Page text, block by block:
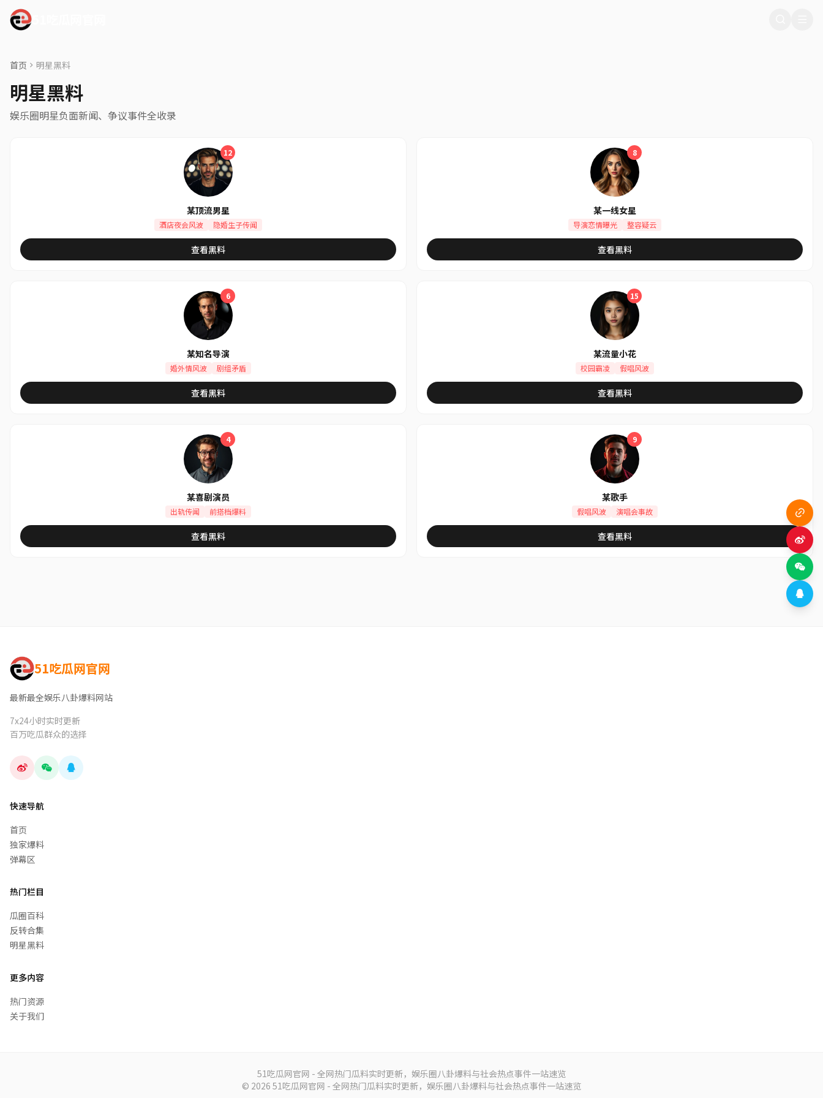
首页 明星黑料
明星黑料
娱乐圈明星负面新闻、争议事件全收录
12
某顶流男星
酒店夜会风波 隐婚生子传闻
查看黑料
8
某一线女星
导演恋情曝光 整容疑云
查看黑料
6
某知名导演
婚外情风波 剧组矛盾
查看黑料
15
某流量小花
校园霸凌 假唱风波
查看黑料
4
某喜剧演员
出轨传闻 前搭档爆料
查看黑料
9
某歌手
假唱风波 演唱会事故
查看黑料
51吃瓜网官网
最新最全娱乐八卦爆料网站
7x24小时实时更新
百万吃瓜群众的选择
快速导航
首页
独家爆料
弹幕区
热门栏目
瓜圈百科
反转合集
明星黑料
更多内容
热门资源
关于我们
51吃瓜网官网 - 全网热门瓜料实时更新，娱乐圈八卦爆料与社会热点事件一站速览
© 2026 51吃瓜网官网 - 全网热门瓜料实时更新，娱乐圈八卦爆料与社会热点事件一站速览